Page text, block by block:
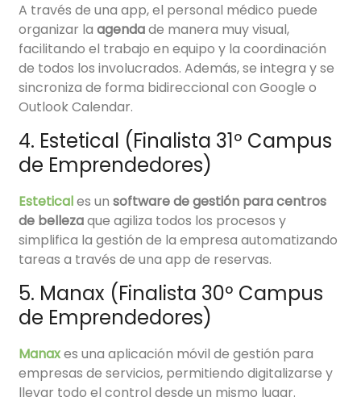
A través de una app, el personal médico puede
organizar laagendade manera muy visual,
facilitando el trabajo en equipo y la coordinación
de todos los involucrados. Además, se integra y se
sincroniza de forma bidireccional con Google o
Outlook Calendar.
4. Estetical (Finalista 31º Campus
de Emprendedores)
Esteticales unsoftware de gestión para centros
de bellezaque agiliza todos los procesos y
simplifica la gestión de la empresa automatizando
tareas a través de una app de reservas.
5. Manax (Finalista 30º Campus
de Emprendedores)
Manaxes una aplicación móvil de gestión para
empresas de servicios, permitiendo digitalizarse y
llevar todo el control desde un mismo lugar.